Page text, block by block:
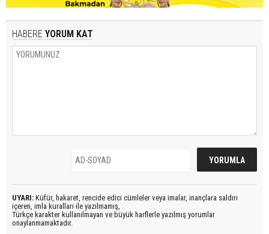
HABERE YORUM KAT
UYARI: Küfür, hakaret, rencide edici cümleler veya imalar, inançlara saldırı
içeren, imla kuralları ile yazılmamış,
Türkçe karakter kullanılmayan ve büyük harflerle yazılmış yorumlar
onaylanmamaktadır.